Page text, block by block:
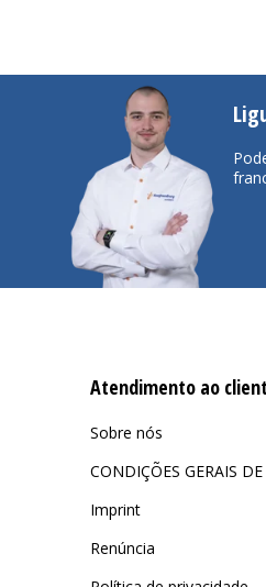
Atendimento ao
Sobre nós
CONDIÇÕES GERAIS
Imprint
Renúncia